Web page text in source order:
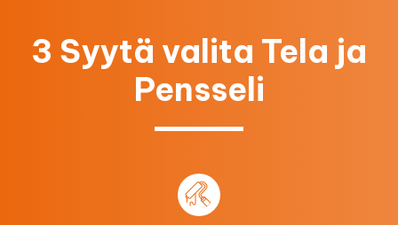
3 Syytä valita Tela ja
Pensseli